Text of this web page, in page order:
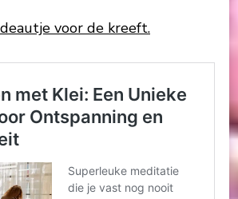
voor de kreeft.